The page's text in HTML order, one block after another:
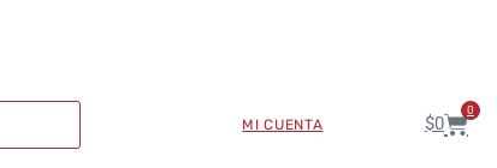
MI CUENTA $0
0